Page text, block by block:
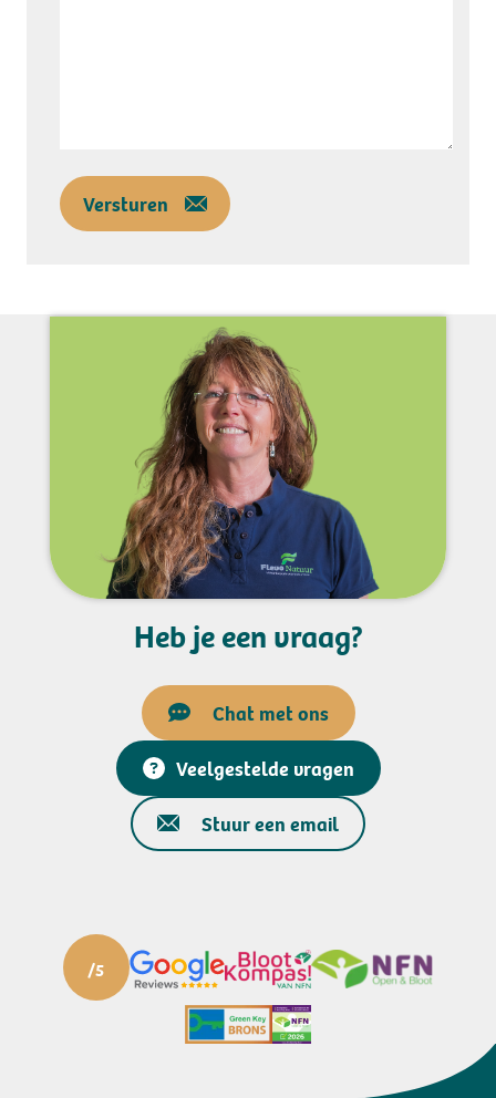
Versturen
Heb je een vraag?
Chat met ons
Veelgestelde vragen
Stuur een email